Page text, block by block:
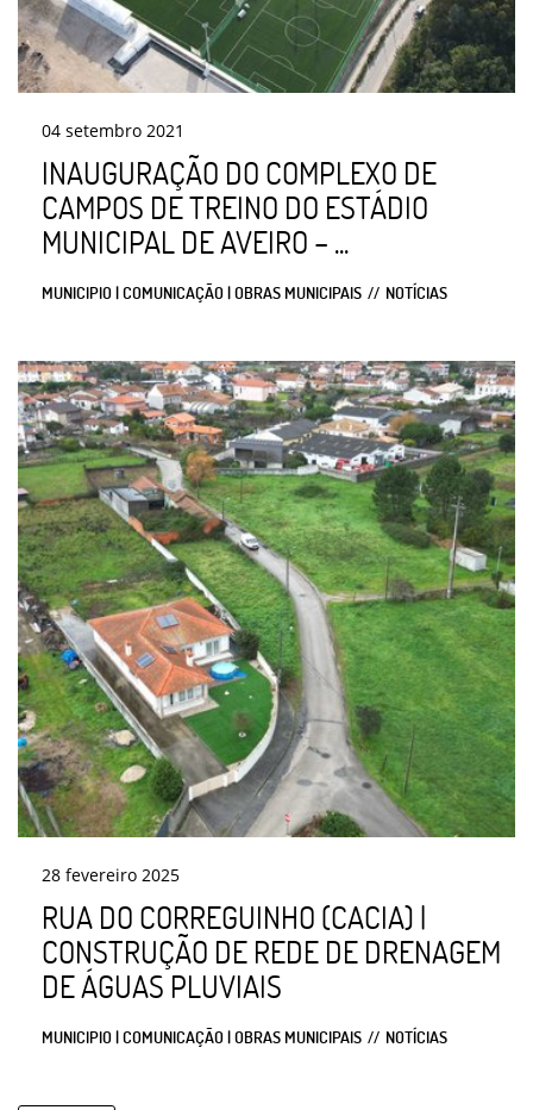
04 setembro 2021
INAUGURAÇÃO DO COMPLEXO DE
CAMPOS DE TREINO DO ESTÁDIO
MUNICIPAL DE AVEIRO – ...
MUNICIPIO | COMUNICAÇÃO | OBRAS MUNICIPAIS NOTÍCIAS
28 fevereiro 2025
RUA DO CORREGUINHO (CACIA) |
CONSTRUÇÃO DE REDE DE DRENAGEM
DE ÁGUAS PLUVIAIS
MUNICIPIO | COMUNICAÇÃO | OBRAS MUNICIPAIS NOTÍCIAS